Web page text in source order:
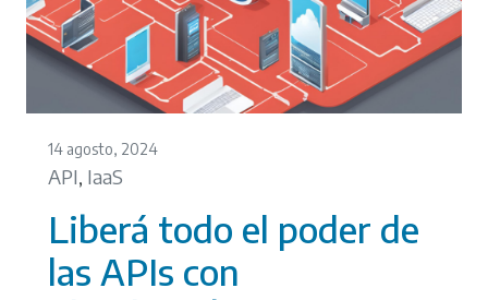
14 agosto, 2024
API, IaaS
Liberá todo el poder de
las APIs con